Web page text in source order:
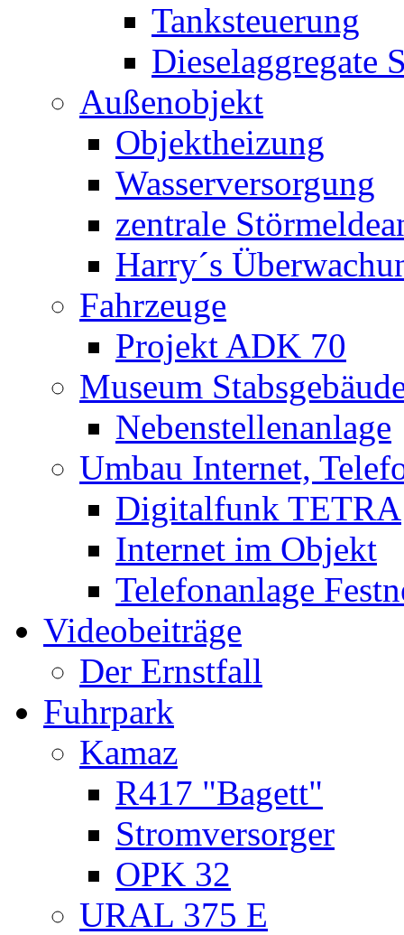
Tanksteuerung
Dieselaggregate
Außenobjekt
Objektheizung
Wasserversorgung
zentrale
Harry´s
Fahrzeuge
Projekt ADK 70
Museum
Nebenstellenanlage
Umbau Internet,
Digitalfunk TETRA
Internet im Objekt
Telefonanlage
Videobeiträge
Der Ernstfall
Fuhrpark
Kamaz
R417 "Bagett"
Stromversorger
OPK 32
URAL 375 E